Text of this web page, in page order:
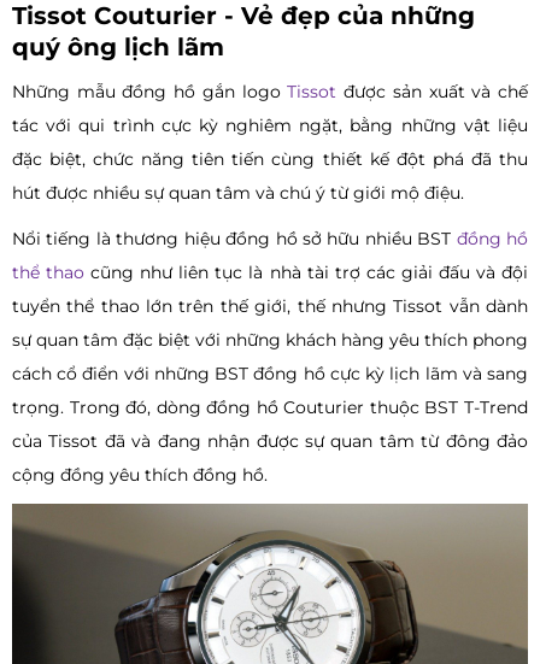
Tissot Couturier - Vẻ đẹp của những
quý ông lịch lãm
Những mẫu đồng hồ gắn logoTissot được sản xuất và chế
tác với qui trình cực kỳ nghiêm ngặt, bằng những vật liệu
đặc biệt, chức năng tiên tiến cùng thiết kế đột phá đã thu
hút được nhiều sự quan tâm và chú ý từ giới mộ điệu.
Nổi tiếng là thương hiệu đồng hồ sở hữu nhiều BST đồng hồ
thể thao cũng như liên tục là nhà tài trợ các giải đấu và đội
tuyển thể thao lớn trên thế giới, thế nhưng Tissot vẫn dành
sự quan tâm đặc biệt với những khách hàng yêu thích phong
cách cổ điển với những BST đồng hồ cực kỳ lịch lãm và sang
trọng. Trong đó, dòng đồng hồ Couturier thuộc BST T-Trend
của Tissot đã và đang nhận được sự quan tâm từ đông đảo
cộng đồng yêu thích đồng hồ.